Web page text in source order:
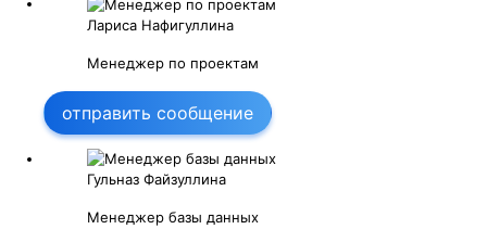
Лариса Нафигуллина
Менеджер по проектам
отправить сообщение
Гульназ Файзуллина
Менеджер базы данных